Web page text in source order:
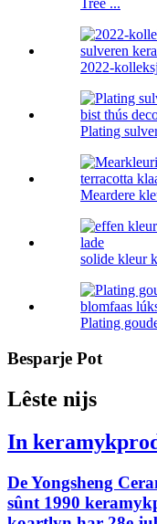
Tree ...
2022-
Plating
Meardere
solide kleur
Plating
Besparje Pot
Lêste nijs
In
De Yongsheng
sûnt 1990